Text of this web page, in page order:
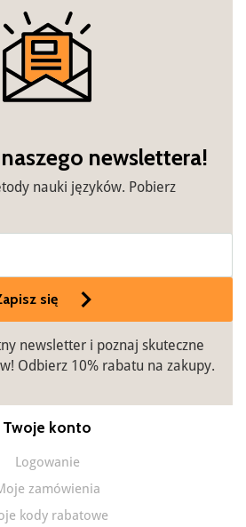
newslettera!
nauki języków. Pobierz
się
newsletter i poznaj skuteczne
Odbierz 10% rabatu na zakupy.
Twoje konto
Logowanie
zamówienia
kody rabatowe